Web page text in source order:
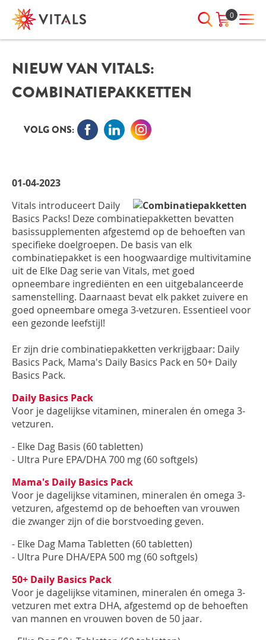
0
HEB JE VRAGEN?
We staan elke dag voor je klaar!
helpen, neem dan contact met
ons op:
vergeten?
wachtwoord
Blijf ingelogd
NIEUW VAN VITALS:
COMBINATIEPAKKETTEN
VOLG ONS:
01-04-2023
Vitals introduceert Daily
Basics Packs! Deze combinatiepakketten bevatten
basissupplementen afgestemd op de behoeften van
specifieke doelgroepen. De basis van elk
combinatiepakket is een hoogwaardige multivitamine
uit de Elke Dag serie van Vitals, met goed
opneembare ingrediënten en een uitgebalanceerde
samenstelling. Daarnaast bevat elk pakket zuivere en
goed opneembare omega 3-vetzuren. Essentieel voor
een gezonde leefstijl!
Er zijn drie combinatiepakketten verkrijgbaar: Daily
Basics Pack, Mama's Daily Basics Pack en 50+ Daily
Basics Pack.
Daily Basics Pack
Voor je dagelijkse vitaminen, mineralen én omega 3-
vetzuren.
- Elke Dag Basis (60 tabletten)
- Ultra Pure EPA/DHA 700 mg (60 softgels)
Mama's Daily Basics Pack
Voor je dagelijkse vitaminen, mineralen én omega 3-
vetzuren, afgestemd op de behoeften van vrouwen
die zwanger zijn of die borstvoeding geven.
- Elke Dag Mama Tabletten (60 tabletten)
- Ultra Pure DHA/EPA 500 mg (60 softgels)
50+ Daily Basics Pack
Voor je dagelijkse vitaminen, mineralen én omega 3-
vetzuren met extra DHA, afgestemd op de behoeften
van mannen en vrouwen boven de 50 jaar.